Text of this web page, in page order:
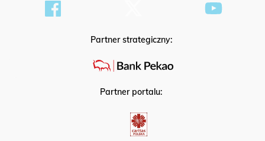
Partner strategiczny:
Partner portalu: